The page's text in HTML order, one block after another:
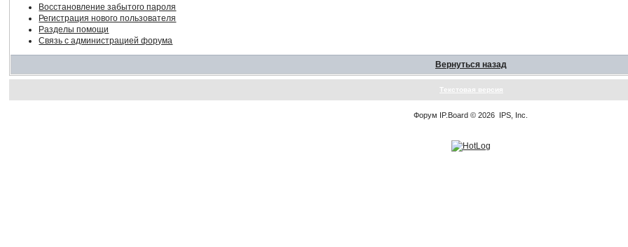
Восстановление забытого пароля
Регистрация нового пользователя
Разделы помощи
Связь с администрацией форума
Вернуться назад
Текстовая версия
Форум IP.Board © 2026 IPS, Inc